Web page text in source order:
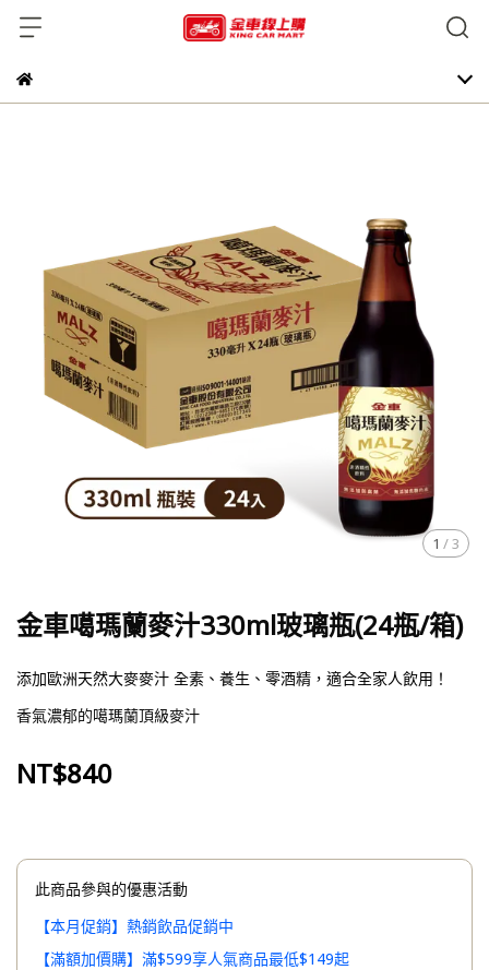
1 /3
金車噶瑪蘭麥汁330ml玻璃瓶(24瓶/箱)
添加歐洲天然大麥麥汁 全素、養生、零酒精，適合全家人飲用！
香氣濃郁的噶瑪蘭頂級麥汁
NT$840
此商品參與的優惠活動
【本月促銷】熱銷飲品促銷中
【滿額加價購】滿$599享人氣商品最低$149起